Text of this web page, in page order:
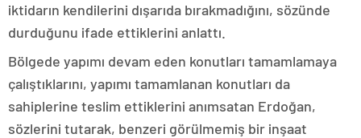
iktidarın kendilerini dışarıda bırakmadığını, sözünde
durduğunu ifade ettiklerini anlattı.
Bölgede yapımı devam eden konutları tamamlamaya
çalıştıklarını, yapımı tamamlanan konutları da
sahiplerine teslim ettiklerini anımsatan Erdoğan,
sözlerini tutarak, benzeri görülmemiş bir inşaat